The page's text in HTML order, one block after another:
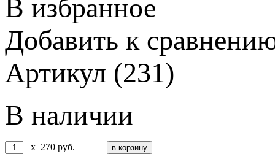
В избранное
Добавить к
Артикул (231)
В наличии
x 270 руб.